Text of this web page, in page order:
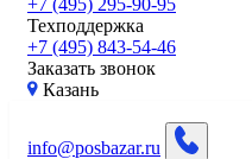
Техподдержка
+7 (495) 843-54-46
Заказать звонок
Казань
info@posbazar.ru